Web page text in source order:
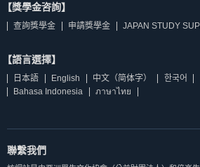
【獎學金咨詢】
查詢獎學金 申請獎學金 JAPAN STUDY
【語言選擇】
日本語 English 中文（简体字） 한국어
Bahasa Indonesia
ภาษาไทย
聯繫我們